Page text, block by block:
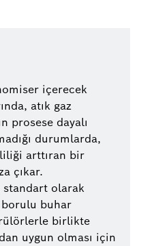
içerecek
atık gaz
prosese dayalı
durumlarda,
arttıran bir
çıkar.
standart olarak
buhar
birlikte
uygun olması için